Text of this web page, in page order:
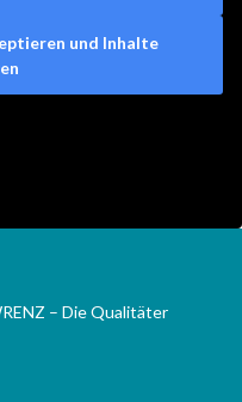
und Inhalte
– Die Qualitäter